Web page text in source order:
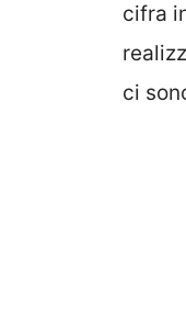
cifra
ci